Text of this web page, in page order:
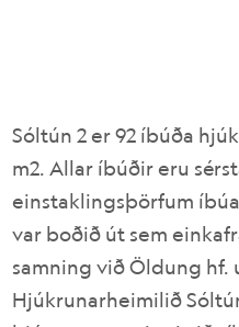
Sóltún 2 er 92 íbúða
m2. Allar íbúðir eru
einstaklingsþörfum
var boðið út sem
samning við Öldung hf.
Hjúkrunarheimilið